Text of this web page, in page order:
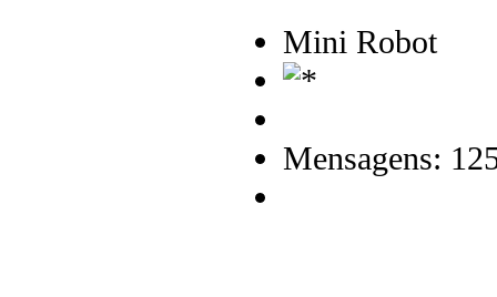
Mini Robot
Mensagens: